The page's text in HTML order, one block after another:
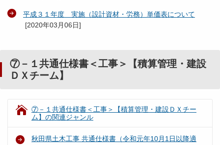
平成３１年度 実施（設計資材・労務）単価表について
[2020年03月06日]
⑦－１共通仕様書＜工事＞【積算管理・建設
ＤＸチーム】
⑦－１共通仕様書＜工事＞【積算管理・建設ＤＸチー
ム】の関連ジャンル
秋田県土木工事 共通仕様書（令和元年10月1日以降適